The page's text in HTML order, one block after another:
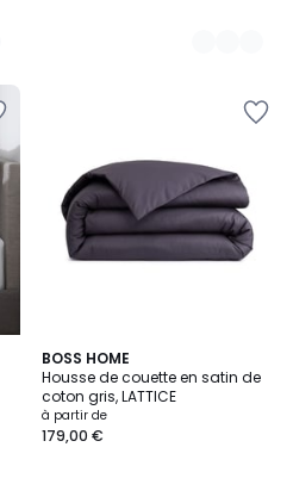
BOSS HOME
Housse de couette en satin de
coton gris, LATTICE
à partir de
179,00 €
3
Couleurs